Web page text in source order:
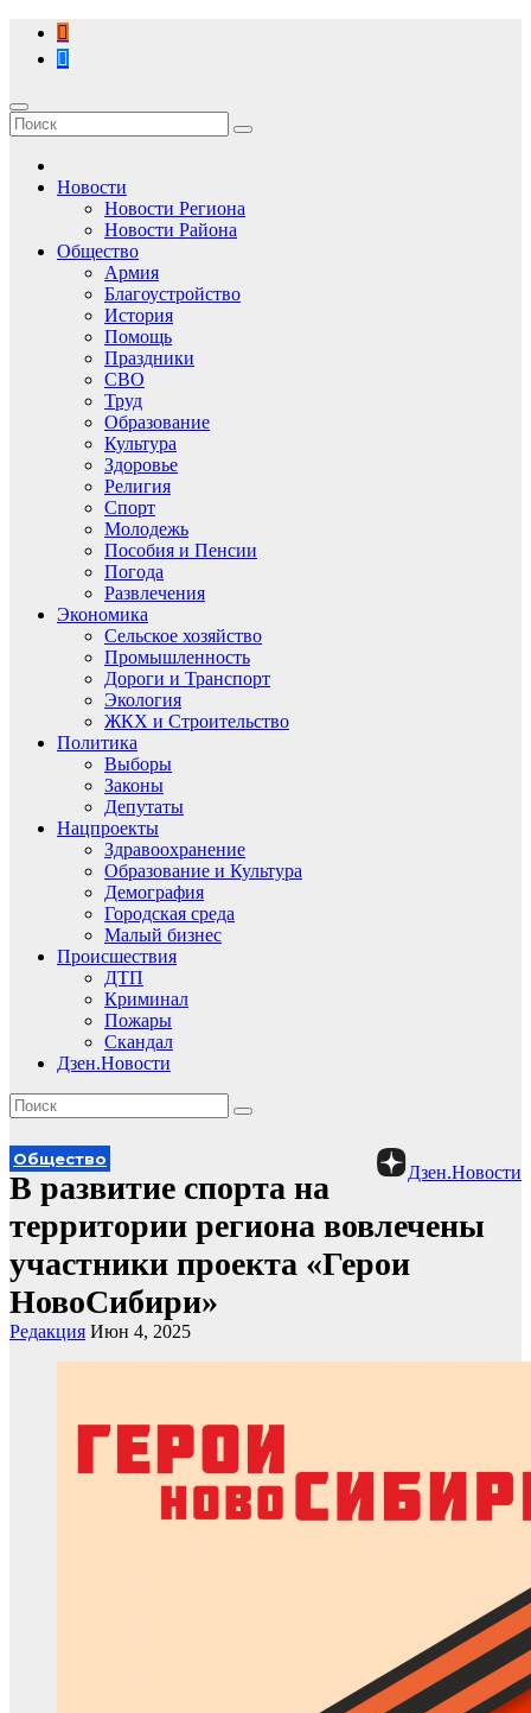
Перейти
содержимому
Новости
Новости Региона
Новости Района
Общество
Армия
Благоустройство
История
Помощь
Праздники
СВО
Труд
Образование
Культура
Здоровье
Религия
Спорт
Молодежь
Пособия и Пенсии
Погода
Развлечения
Экономика
Сельское хозяйство
Промышленность
Дороги и Транспорт
Экология
ЖКХ и Строительство
Политика
Выборы
Законы
Депутаты
Нацпроекты
Здравоохранение
Образование и Культура
Демография
Городская среда
Малый бизнес
Происшествия
ДТП
Криминал
Пожары
Скандал
Дзен.Новости
Дзен.Новости
Общество
В развитие спорта на
территории региона вовлечены
участники проекта «Герои
НовоСибири»
Редакция Июн 4, 2025